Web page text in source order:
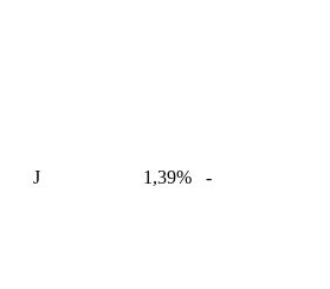
J 1,39% -